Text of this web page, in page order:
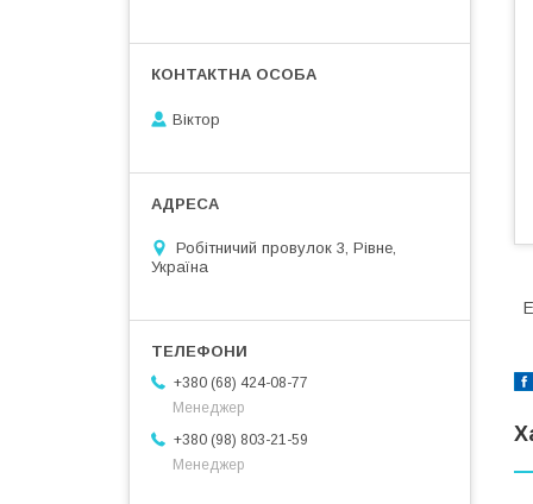
Віктор
Робітничий провулок 3, Рівне,
Україна
+380 (68) 424-08-77
Менеджер
+380 (98) 803-21-59
Менеджер